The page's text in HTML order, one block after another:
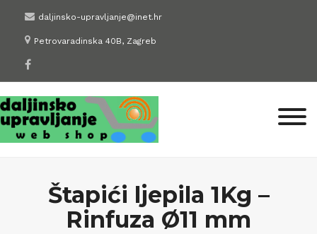
content
daljinsko-upravljanje@inet.hr
Petrovaradinska 40B, Zagreb
Štapići ljepila 1Kg –
Rinfuza Ø11 mm